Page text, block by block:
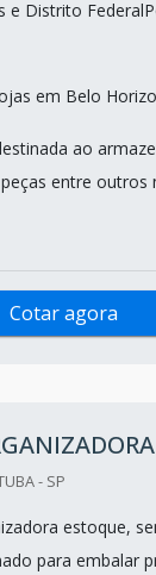
e Distrito
em Belo
ao
entre outros
Cotar agora
- SP
estoque,
para embalar